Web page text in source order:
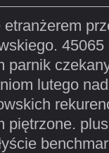
lutego
piętrzone.